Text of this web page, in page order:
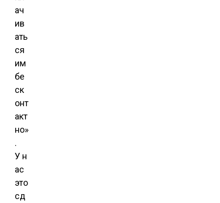
ач
ив
ать
ся
им
бе
ск
онт
акт
но»
.
У н
ас
это
сд